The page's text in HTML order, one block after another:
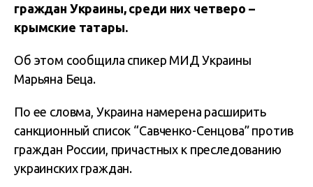
граждан Украины, среди них четверо –
крымские татары.
Об этом сообщила спикер МИД Украины
Марьяна Беца.
По ее словма, Украина намерена расширить
санкционный список “Савченко-Сенцова” против
граждан России, причастных к преследованию
украинских граждан.